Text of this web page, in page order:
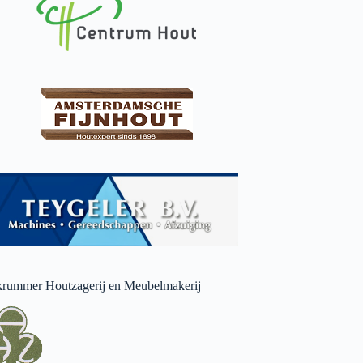
Houtzagerij en Meubelmakerij